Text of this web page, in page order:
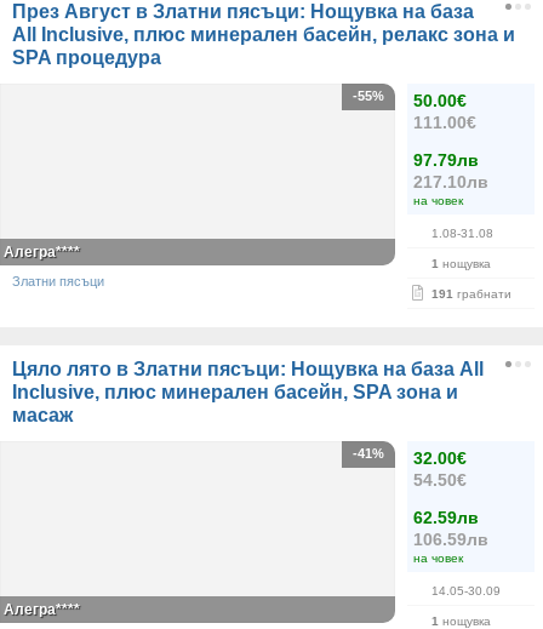
През Август в Златни пясъци: Нощувка на база
All Inclusive, плюс минерален басейн, релакс зона и
SPA процедура
50.00€
111.00€
97.79лв
217.10лв
на човек
1.08-31.08
1 нощувка
191 грабнати
-55%
Алегра****
Златни пясъци
Цяло лято в Златни пясъци: Нощувка на база All
Inclusive, плюс минерален басейн, SPA зона и
масаж
32.00€
54.50€
62.59лв
106.59лв
на човек
14.05-30.09
1 нощувка
-41%
Алегра****